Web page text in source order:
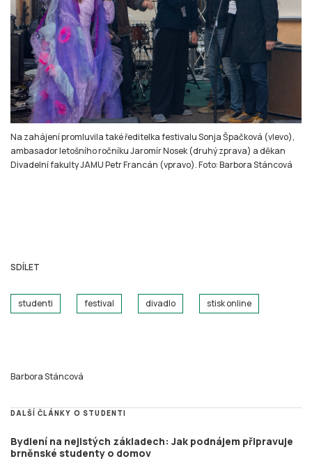
Na zahájení promluvila také ředitelka festivalu Sonja Špačková (vlevo),
ambasador letošního ročníku Jaromír Nosek (druhý zprava) a děkan
Divadelní fakulty JAMU Petr Francán (vpravo). Foto: Barbora Stáncová
SDÍLET
studenti festival divadlo stisk online
Barbora Stáncová
DALŠÍ ČLÁNKY O STUDENTI
Bydlení na nejistých základech: Jak podnájem připravuje
brněnské studenty o domov